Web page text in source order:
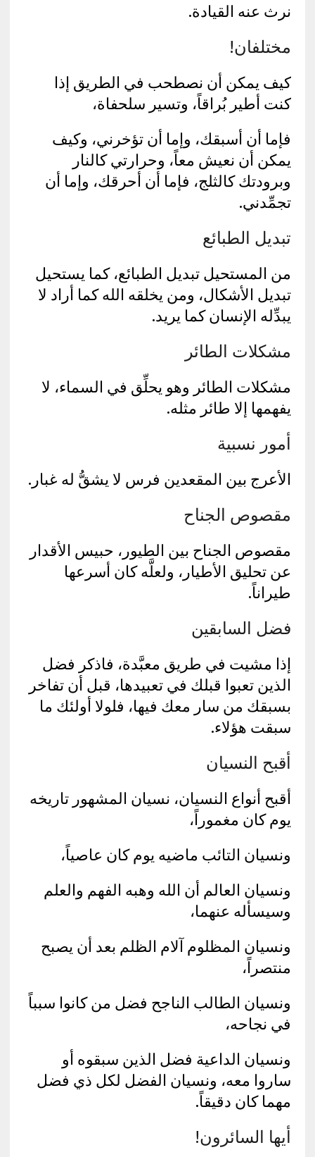
نرث عنه القيادة.
مختلفان!
كيف يمكن أن نصطحب في الطريق إذا
كنت أطير بُراقاً، وتسير سلحفاة،
فإما أن أسبقك، وإما أن تؤخرني، وكيف
يمكن أن نعيش معاً، وحرارتي كالنار
وبرودتك كالثلج، فإما أن أحرقك، وإما أن
تجمِّدني.
تبديل الطبائع
من المستحيل تبديل الطبائع، كما يستحيل
تبديل الأشكال، ومن يخلقه الله كما أراد لا
يبدِّله الإنسان كما يريد.
مشكلات الطائر
مشكلات الطائر وهو يحلِّق في السماء، لا
يفهمها إلا طائر مثله.
أمور نسبية
الأعرج بين المقعدين فرس لا يشقُّ له غبار.
مقصوص الجناح
مقصوص الجناح بين الطيور، حبيس الأقدار
عن تحليق الأطيار، ولعلَّه كان أسرعها
طيراناً.
فضل السابقين
إذا مشيت في طريق معبَّدة، فاذكر فضل
الذين تعبوا قبلك في تعبيدها، قبل أن تفاخر
بسبقك من سار معك فيها، فلولا أولئك ما
سبقت هؤلاء.
أقبح النسيان
أقبح أنواع النسيان، نسيان المشهور تاريخه
يوم كان مغموراً،
ونسيان التائب ماضيه يوم كان عاصياً،
ونسيان العالم أن الله وهبه الفهم والعلم
وسيسأله عنهما،
ونسيان المظلوم آلام الظلم بعد أن يصبح
منتصراً،
ونسيان الطالب الناجح فضل من كانوا سبباً
في نجاحه،
ونسيان الداعية فضل الذين سبقوه أو
ساروا معه، ونسيان الفضل لكل ذي فضل
مهما كان دقيقاً.
أيها السائرون!